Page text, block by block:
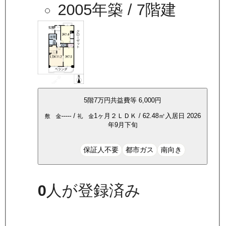
2005年築 / 7階建
5階7万円共益費等 6,000円
敷 金-----/ 礼 金1ヶ月 ２ＬＤＫ / 62.48㎡ 入居日 2026
年9月下旬
保証人不要 都市ガス 南向き
0人が登録済み